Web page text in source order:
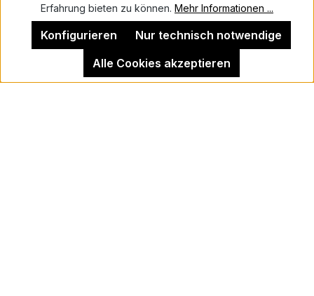
Kontakt
Erfahrung bieten zu können. Mehr Informationen ...
Nur technisch notwendige
Konfigurieren
Alle Cookies akzeptieren